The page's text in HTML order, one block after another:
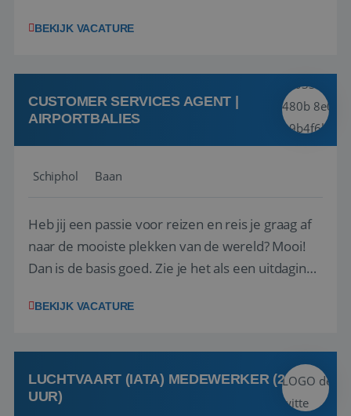
vinden. Samen maken we van elke reis een
hebt in de reisbranche of j...
BEKIJK VACATURE
CUSTOMER SERVICES AGENT |
AIRPORTBALIES
Schiphol Baan
Heb jij een passie voor reizen en reis je graag af
naar de mooiste plekken van de wereld? Mooi!
Dan is de basis goed. Zie je het als een uitdaging
het samenstellen en boeken van de perfecte
deze onderdelen zijn nu samen gevoegd...
BEKIJK VACATURE
LUCHTVAART (IATA) MEDEWERKER (24-32
UUR)